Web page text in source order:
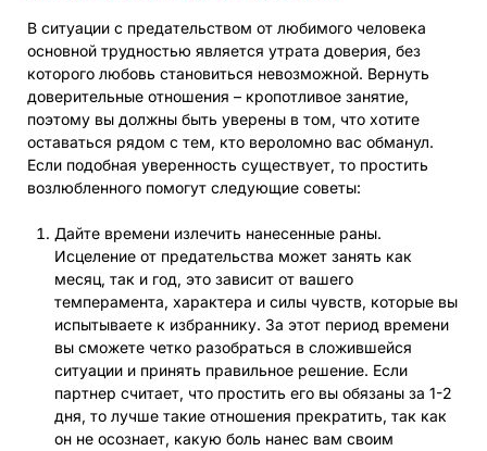
В ситуации с предательством от любимого человека
основной трудностью является утрата доверия, без
которого любовь становиться невозможной. Вернуть
доверительные отношения – кропотливое занятие,
поэтому вы должны быть уверены в том, что хотите
оставаться рядом с тем, кто вероломно вас обманул.
Если подобная уверенность существует, то простить
возлюбленного помогут следующие советы:
Дайте времени излечить нанесенные раны.
Исцеление от предательства может занять как
месяц, так и год, это зависит от вашего
темперамента, характера и силы чувств, которые вы
испытываете к избраннику. За этот период времени
вы сможете четко разобраться в сложившейся
ситуации и принять правильное решение. Если
партнер считает, что простить его вы обязаны за 1-2
дня, то лучше такие отношения прекратить, так как
он не осознает, какую боль нанес вам своим